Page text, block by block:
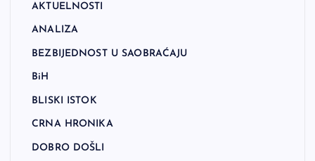
AKTUELNOSTI
ANALIZA
BEZBIJEDNOST U SAOBRAĆAJU
BiH
BLISKI ISTOK
CRNA HRONIKA
DOBRO DOŠLI